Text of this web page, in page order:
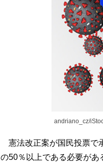
andriano_cz/
憲法改正案が国民投票で
の50％以上である必要があ